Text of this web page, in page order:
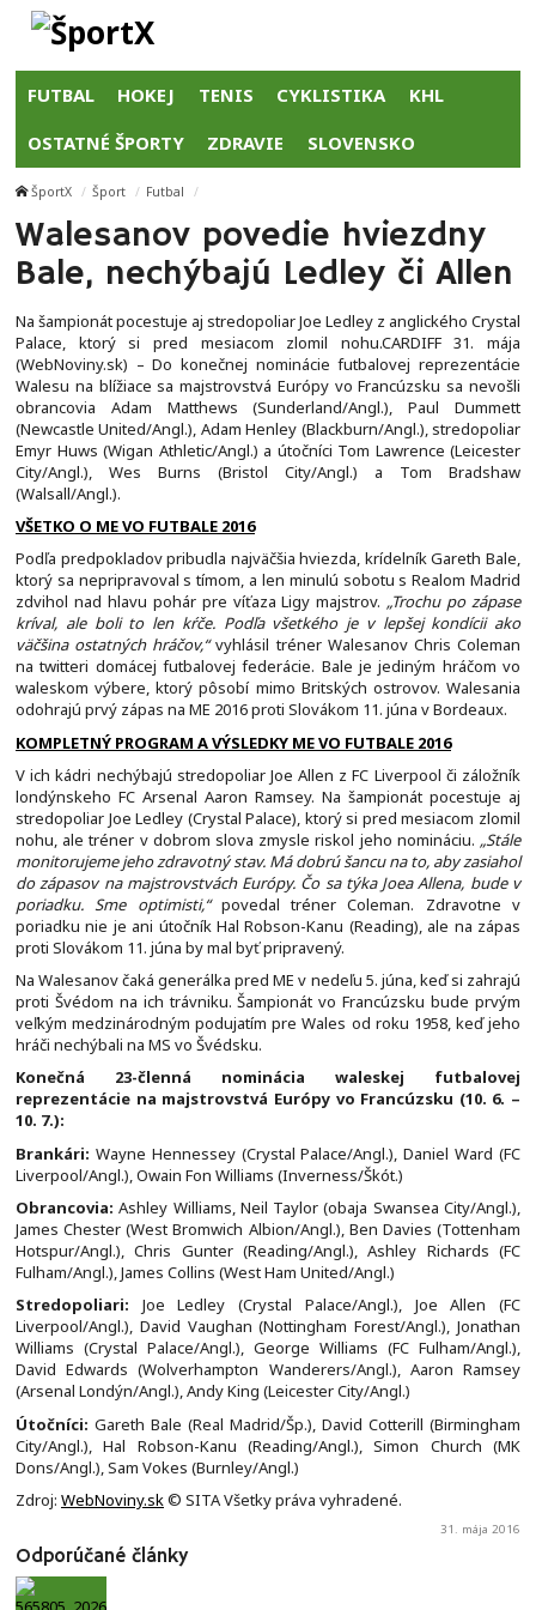
FUTBAL HOKEJ TENIS CYKLISTIKA KHL
OSTATNÉ ŠPORTY ZDRAVIE SLOVENSKO
ŠportX Šport Futbal
Walesanov povedie hviezdny
Bale, nechýbajú Ledley či Allen
Na šampionát pocestuje aj stredopoliar Joe Ledley z anglického Crystal
Palace, ktorý si pred mesiacom zlomil nohu.CARDIFF 31. mája
(WebNoviny.sk) – Do konečnej nominácie futbalovej reprezentácie
Walesu na blížiace sa majstrovstvá Európy vo Francúzsku sa nevošli
obrancovia Adam Matthews (Sunderland/Angl.), Paul Dummett
(Newcastle United/Angl.), Adam Henley (Blackburn/Angl.), stredopoliar
Emyr Huws (Wigan Athletic/Angl.) a útočníci Tom Lawrence (Leicester
City/Angl.), Wes Burns (Bristol City/Angl.) a Tom Bradshaw
(Walsall/Angl.).
VŠETKO O ME VO FUTBALE 2016
Podľa predpokladov pribudla najväčšia hviezda, krídelník Gareth Bale,
ktorý sa nepripravoval s tímom, a len minulú sobotu s Realom Madrid
zdvihol nad hlavu pohár pre víťaza Ligy majstrov. „Trochu po zápase
kríval, ale boli to len kŕče. Podľa všetkého je v lepšej kondícii ako
väčšina ostatných hráčov,“vyhlásil tréner Walesanov Chris Coleman
na twitteri domácej futbalovej federácie. Bale je jediným hráčom vo
waleskom výbere, ktorý pôsobí mimo Britských ostrovov. Walesania
odohrajú prvý zápas na ME 2016 proti Slovákom 11. júna v Bordeaux.
KOMPLETNÝ PROGRAM A VÝSLEDKY ME VO FUTBALE 2016
V ich kádri nechýbajú stredopoliar Joe Allen z FC Liverpool či záložník
londýnskeho FC Arsenal Aaron Ramsey. Na šampionát pocestuje aj
stredopoliar Joe Ledley (Crystal Palace), ktorý si pred mesiacom zlomil
nohu, ale tréner v dobrom slova zmysle riskol jeho nomináciu. „Stále
monitorujeme jeho zdravotný stav. Má dobrú šancu na to, aby zasiahol
do zápasov na majstrovstvách Európy. Čo sa týka Joea Allena, bude v
poriadku. Sme optimisti,“povedal tréner Coleman. Zdravotne v
poriadku nie je ani útočník Hal Robson-Kanu (Reading), ale na zápas
proti Slovákom 11. júna by mal byť pripravený.
Na Walesanov čaká generálka pred ME v nedeľu 5. júna, keď si zahrajú
proti Švédom na ich trávniku. Šampionát vo Francúzsku bude prvým
veľkým medzinárodným podujatím pre Wales od roku 1958, keď jeho
hráči nechýbali na MS vo Švédsku.
Konečná 23-členná nominácia waleskej futbalovej
reprezentácie na majstrovstvá Európy vo Francúzsku (10. 6. –
10. 7.):
Brankári: Wayne Hennessey (Crystal Palace/Angl.), Daniel Ward (FC
Liverpool/Angl.), Owain Fon Williams (Inverness/Škót.)
Obrancovia: Ashley Williams, Neil Taylor (obaja Swansea City/Angl.),
James Chester (West Bromwich Albion/Angl.), Ben Davies (Tottenham
Hotspur/Angl.), Chris Gunter (Reading/Angl.), Ashley Richards (FC
Fulham/Angl.), James Collins (West Ham United/Angl.)
Stredopoliari: Joe Ledley (Crystal Palace/Angl.), Joe Allen (FC
Liverpool/Angl.), David Vaughan (Nottingham Forest/Angl.), Jonathan
Williams (Crystal Palace/Angl.), George Williams (FC Fulham/Angl.),
David Edwards (Wolverhampton Wanderers/Angl.), Aaron Ramsey
(Arsenal Londýn/Angl.), Andy King (Leicester City/Angl.)
Útočníci: Gareth Bale (Real Madrid/Šp.), David Cotterill (Birmingham
City/Angl.), Hal Robson-Kanu (Reading/Angl.), Simon Church (MK
Dons/Angl.), Sam Vokes (Burnley/Angl.)
Zdroj: WebNoviny.sk© SITA Všetky práva vyhradené.
31. mája 2016
Odporúčané články